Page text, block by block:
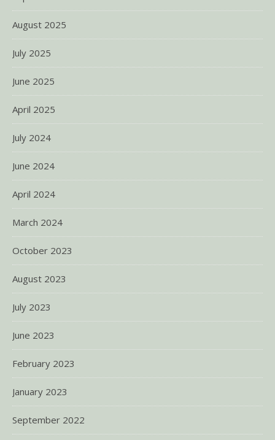
August 2025
July 2025
June 2025
April 2025
July 2024
June 2024
April 2024
March 2024
October 2023
August 2023
July 2023
June 2023
February 2023
January 2023
September 2022